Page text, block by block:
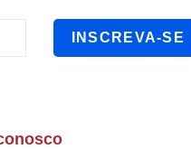
INSCREVA-SE